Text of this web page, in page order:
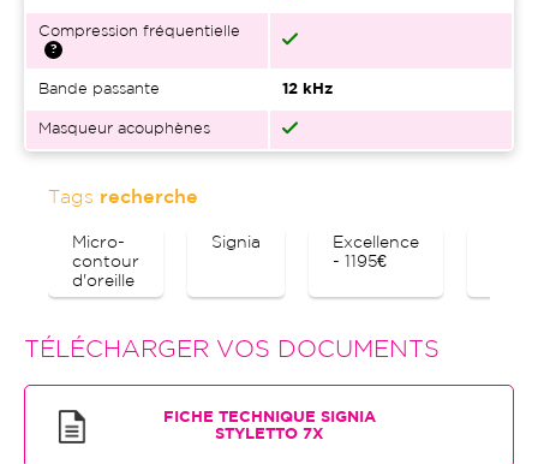
Compression fréquentielle
Bande passante 12 kHz
Masqueur acouphènes
Tags recherche
Micro-
contour
d'oreille
Signia
Excellence
- 1195€
TÉLÉCHARGER VOS DOCUMENTS
FICHE TECHNIQUE SIGNIA
STYLETTO 7X